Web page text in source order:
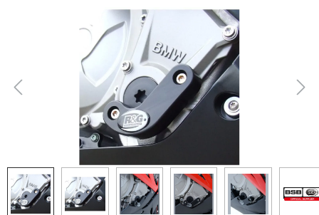
Bildergalerie überspringen